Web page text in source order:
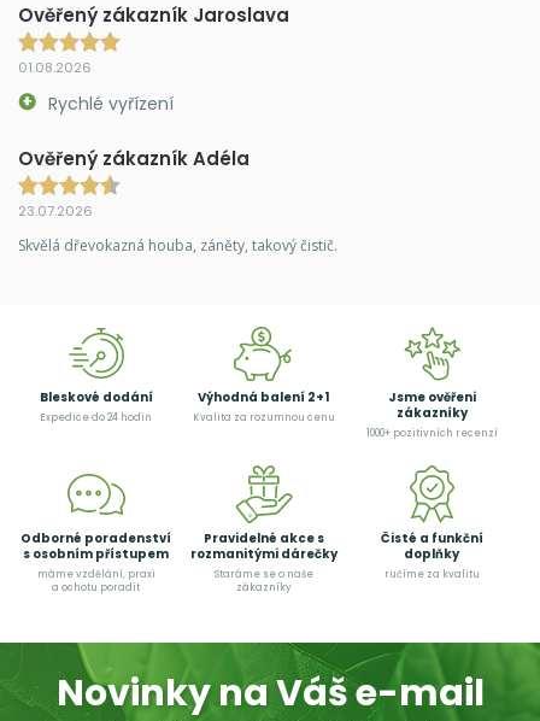
Ověřený zákazník Jaroslava
01.08.2026
Rychlé vyřízení
Ověřený zákazník Adéla
23.07.2026
Skvělá dřevokazná houba, záněty, takový čistič.
Bleskové dodání
Expedice do 24 hodin
Výhodná balení 2+1
Kvalita za rozumnou cenu
Jsme ověřeni
zákazníky
1000+ pozitivních recenzí
Odborné poradenství
s osobním přístupem
máme vzdělání, praxi
a ochotu poradit
Pravidelné akce s
rozmanitými dárečky
Staráme se o naše
zákazníky
Čisté a funkční
doplňky
ručíme za kvalitu
Novinky na Váš e-mail